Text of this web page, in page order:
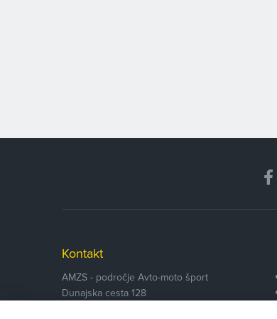
Kontakt
AMZS - področje Avto-moto šport
Dunajska cesta 128